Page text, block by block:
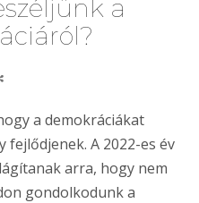
a
a demokráciákat
A 2022-es év
arra, hogy nem
gondolkodunk a